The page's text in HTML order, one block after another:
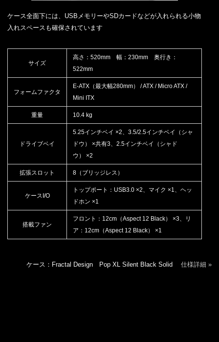
ケース全面下には、USBメモリーやSDカードなどが入れられる小物
入れスペースも確保されています
サイズ
高さ：520mm 幅：230mm 奥行き：
522mm
フォームファクタ
E-ATX（最大幅280mm） / ATX / Micro ATX /
Mini ITX
重量 10.4 kg
ドライブベイ
5.25インチベイ ×2、3.5/2.5インチベイ（シャ
ドウ） ×共有3、2.5インチベイ（シャド
ウ） ×2
拡張スロット 8（ブリッジレス）
ケースI/O
トップポート：USB3.0 ×2、マイク ×1、ヘッ
ドホン ×1
搭載ファン
フロント：12cm（Aspect 12 Black） ×3、リ
ア：12cm（Aspect 12 Black） ×1
ケース：Fractal Design Pop XL Silent Black Solid 仕様詳細 »